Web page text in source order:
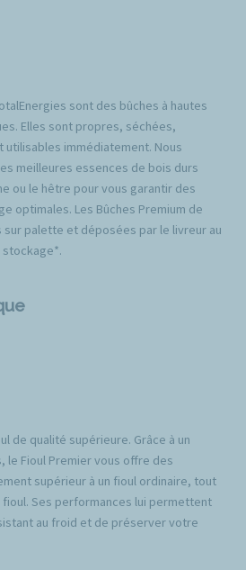
sont des bûches à hautes
Elles sont propres, séchées,
immédiatement. Nous
meilleures essences de bois durs
ou le hêtre pour vous garantir des
optimales. Les Bûches Premium de
palette et déposées par le livreur au
de qualité supérieure. Grâce à un
le Fioul Premier vous offre des
supérieur à un fioul ordinaire, tout
fioul. Ses performances lui permettent
au froid et de préserver votre